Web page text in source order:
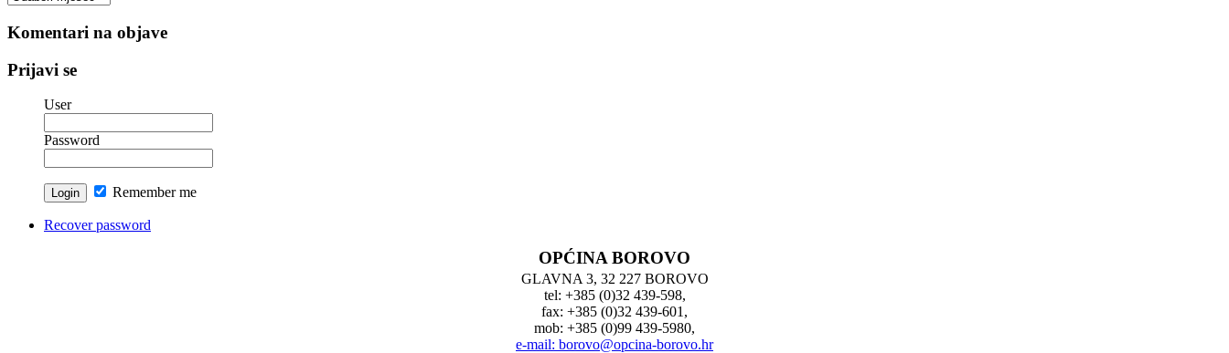
Komentari na objave
Prijavi se
User
Password
Remember me
Recover password
OPĆINA BOROVO
GLAVNA 3, 32 227 BOROVO
tel: +385 (0)32 439-598,
fax: +385 (0)32 439-601,
mob: +385 (0)99 439-5980,
e-mail: borovo@opcina-borovo.hr